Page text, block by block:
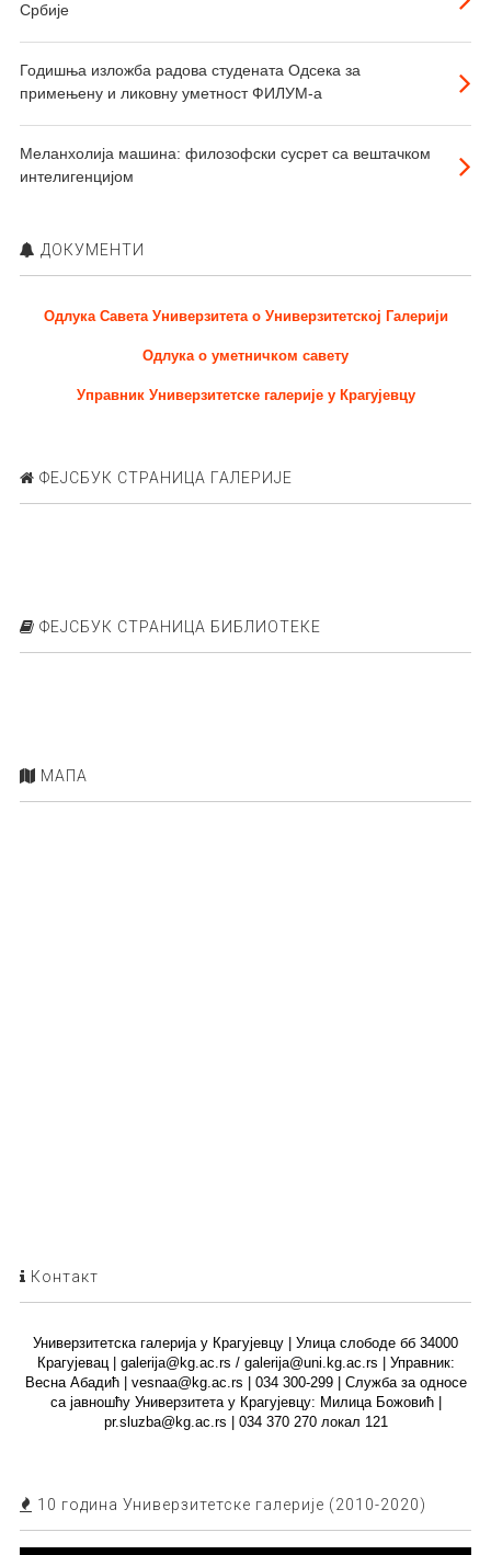
Србије
Годишња изложба радова студената Одсека за
примењену и ликовну уметност ФИЛУМ-а
Меланхолија машина: филозофски сусрет са вештачком
интелигенцијом
ДОКУМЕНТИ
Одлука Савета Универзитета о Универзитетској Галерији
Одлука о уметничком савету
Управник Универзитетске галерије у Крагујевцу
ФЕЈСБУК СТРАНИЦА ГАЛЕРИЈЕ
ФЕЈСБУК СТРАНИЦА БИБЛИОТЕКЕ
МАПА
Контакт
Универзитетска галерија у Крагујевцу | Улица слободе бб 34000
Крагујевац | galerija@kg.ac.rs / galerija@uni.kg.ac.rs | Управник:
Весна Абадић | vesnaa@kg.ac.rs | 034 300-299 | Служба за односе
са јавношћу Универзитета у Крагујевцу: Милица Божовић |
pr.sluzba@kg.ac.rs | 034 370 270 локал 121
10 година Универзитетске галерије (2010-2020)